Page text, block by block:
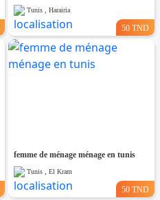
Tunis , Harairia
50 TND
femme de ménage ménage en tunis
Tunis , El Kram
50 TND